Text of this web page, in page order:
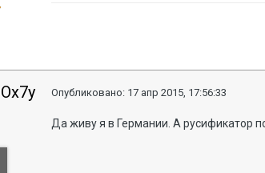
Опубликовано: 17 апр 2015, 17:56:33
Да живу я в Германии. А русификатор